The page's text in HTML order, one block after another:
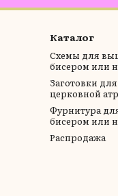
Каталог
Схемы для
бисером или
Заготовки
церковной
Фурнитура
бисером или
Распродажа